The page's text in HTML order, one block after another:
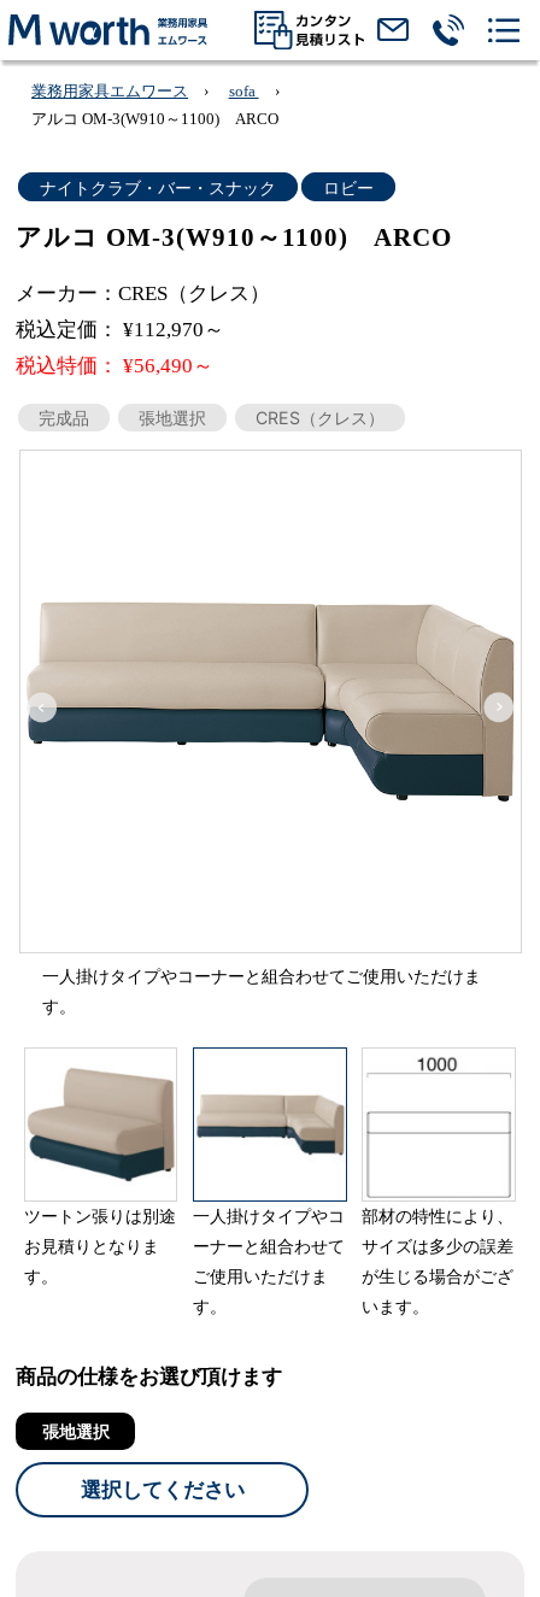
業務用家具エムワース
sofa
アルコ OM-3(W910～1100) ARCO
ナイトクラブ・バー・スナック ロビー
アルコ OM-3(W910～1100) ARCO
メーカー：CRES（クレス）
税込定価： ¥112,970～
税込特価： ¥56,490～
完成品 張地選択 CRES（クレス）
一人掛けタイプやコーナーと組合わせてご使用いただけま
す。
ツートン張りは別途
お見積りとなりま
す。
一人掛けタイプやコ
ーナーと組合わせて
ご使用いただけま
す。
部材の特性により、
サイズは多少の誤差
が生じる場合がござ
います。
商品の仕様をお選び頂けます
張地選択
選択してください